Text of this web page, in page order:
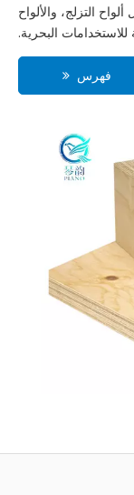
التزلج، والألواح
البحرية.
فهرس